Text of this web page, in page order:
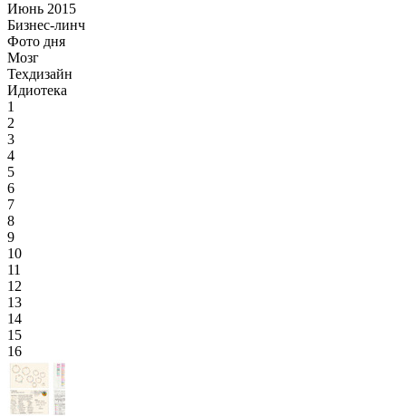
Июнь 2015
Бизнес-линч
Фото дня
Мозг
Техдизайн
Идиотека
1
2
3
4
5
6
7
8
9
10
11
12
13
14
15
16